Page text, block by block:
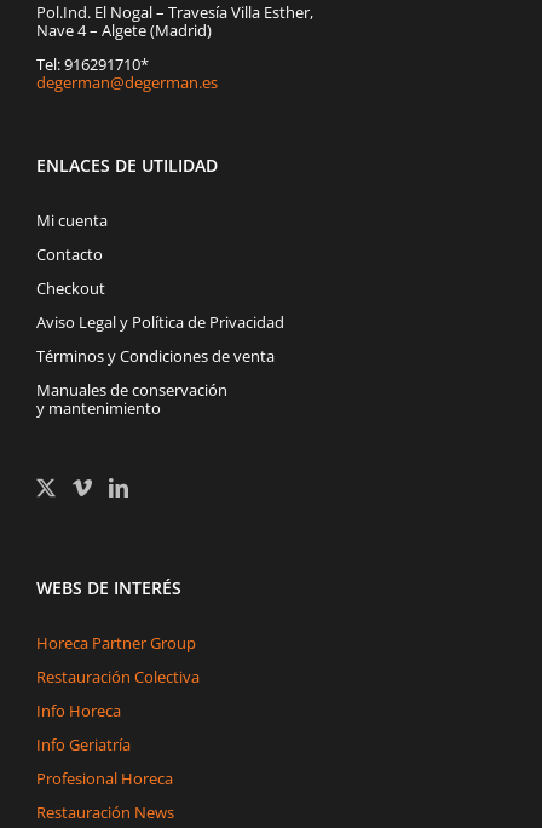
Pol.Ind. El Nogal – Travesía Villa Esther,
Nave 4 – Algete (Madrid)
Tel: 916291710*
degerman@degerman.es
ENLACES DE UTILIDAD
Mi cuenta
Contacto
Checkout
Aviso Legal y Política de Privacidad
Términos y Condiciones de venta
Manuales de conservación
y mantenimiento
WEBS DE INTERÉS
Horeca Partner Group
Restauración Colectiva
Info Horeca
Info Geriatría
Profesional Horeca
Restauración News